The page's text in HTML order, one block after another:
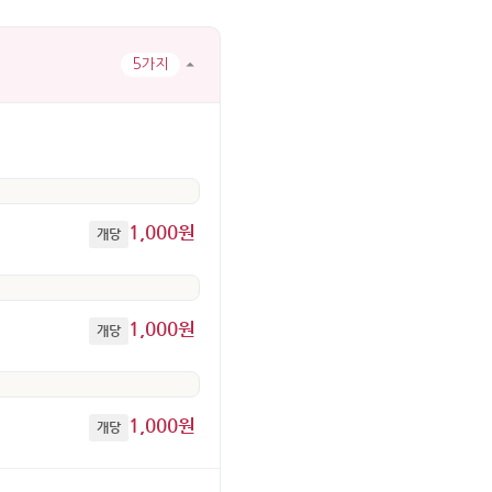
5가지
개당 1,000원
개당 1,000원
개당 1,000원